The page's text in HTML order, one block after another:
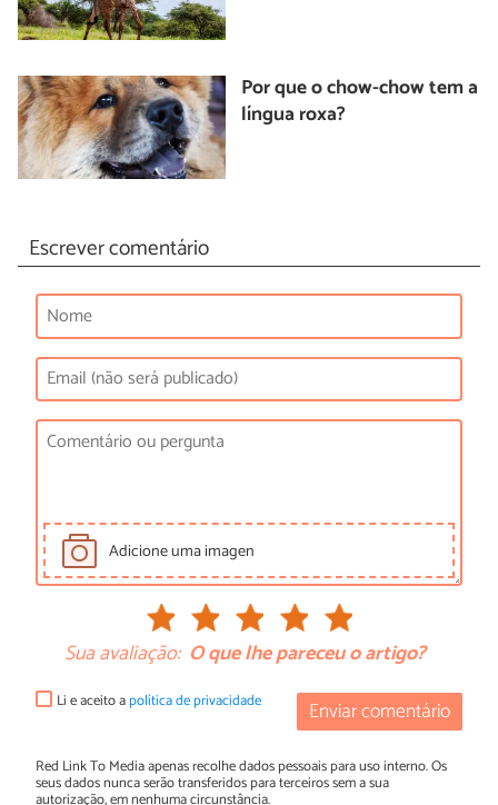
Por que o chow-chow tem a
língua roxa?
Escrever comentário
Adicione uma imagen
Sua avaliação: O que lhe pareceu o artigo?
Enviar comentário
Li e aceito apolítica de privacidade
Red Link To Media apenas recolhe dados pessoais para uso interno. Os
seus dados nunca serão transferidos para terceiros sem a sua